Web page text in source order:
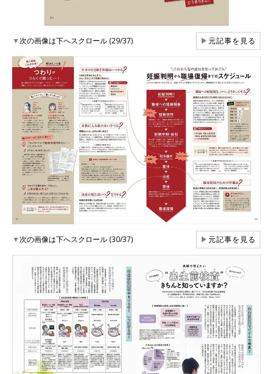
▼次の画像は下へスクロール (29/37) ▶元記事を見る
▼次の画像は下へスクロール (30/37) ▶元記事を見る